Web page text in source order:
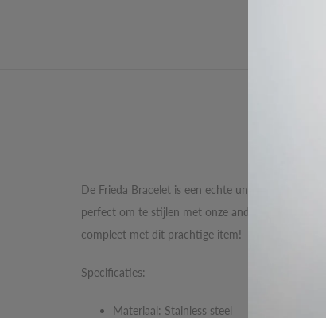
De Frieda Bracelet is een echte unieke must-
perfect om te stijlen met onze andere
compleet met dit prachtige item!
Specificaties:
Materiaal: Stainless steel